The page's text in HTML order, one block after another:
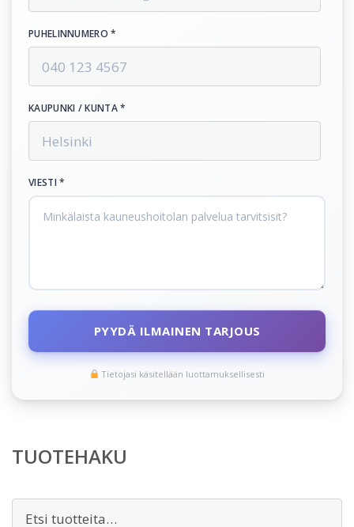
PUHELINNUMERO *
KAUPUNKI / KUNTA *
VIESTI *
PYYDÄ ILMAINEN TARJOUS
Tietojasi käsitellään luottamuksellisesti
TUOTEHAKU